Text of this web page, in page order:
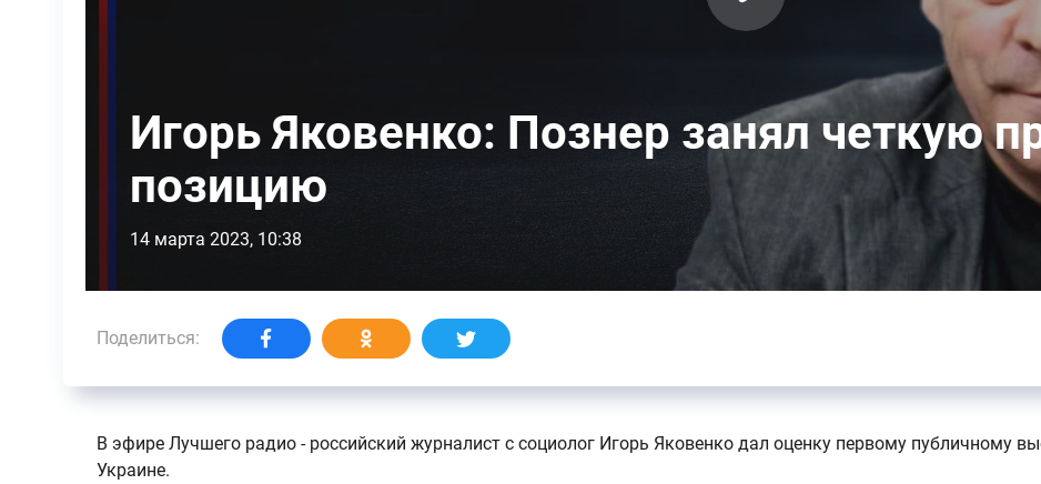
Игорь Яковенко: Познер занял четкую
позицию
14 марта 2023, 10:38
Поделиться:
В эфире Лучшего радио - российский журналист с социолог Игорь Яковенко дал оценку первому публичному
Украине.